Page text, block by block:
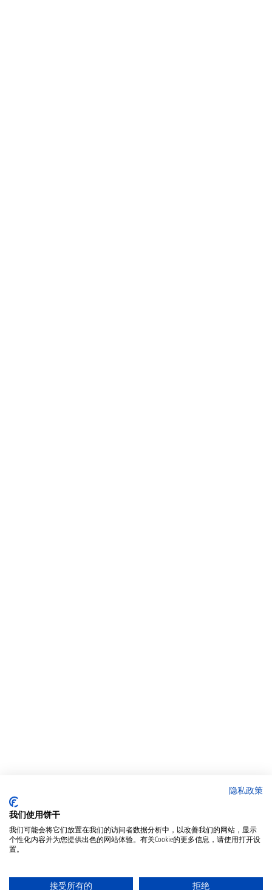
隐私政策
我们使用饼干
我们可能会将它们放置在我们的访问者数据分析中，以改善我们的网站，显示
个性化内容并为您提供出色的网站体验。有关Cookie的更多信息，请使用打开设
置。
接受所有的 拒绝